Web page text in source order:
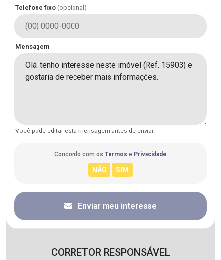
Telefone fixo (opcional)
Mensagem
Você pode editar esta mensagem antes de enviar.
Concordo com os Termos e Privacidade
Enviar meu interesse
CORRETOR RESPONSÁVEL